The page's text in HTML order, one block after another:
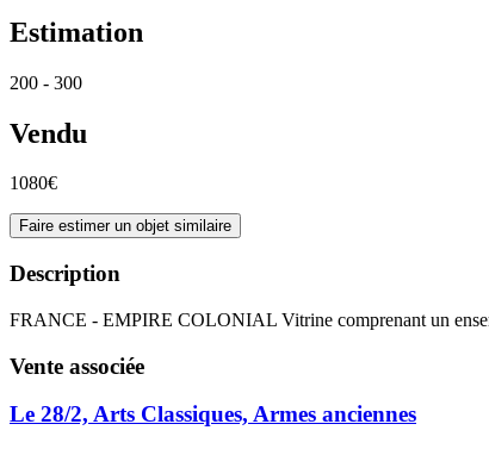
Estimation
200 - 300
Vendu
1080€
Faire estimer un objet similaire
Description
FRANCE - EMPIRE COLONIAL Vitrine comprenant un
Vente associée
Le 28/2, Arts Classiques, Armes anciennes